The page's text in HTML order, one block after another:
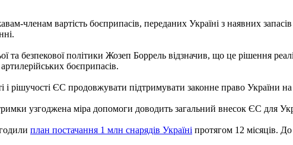
членам вартість боєприпасів, переданих Україні з наявних
безпекової політики Жозеп Боррель відзначив, що це рішення
боєприпасів.
і рішучості ЄС продовжувати підтримувати законне право України
узгоджена міра допомоги доводить загальний внесок ЄС для
план постачання 1 млн снарядів Україні протягом 12 місяців.